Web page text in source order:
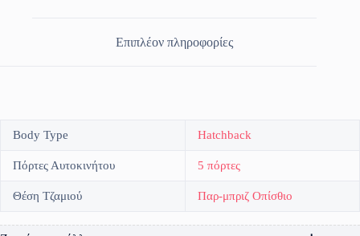
Επιπλέον πληροφορίες
Body Type Hatchback
Πόρτες Αυτοκινήτου 5 πόρτες
Θέση Τζαμιού Παρ-μπριζ Οπίσθιο